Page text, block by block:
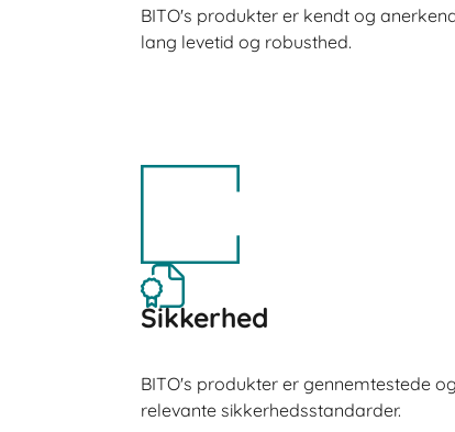
BITO's produkter er kendt og
lang levetid og robusthed.
Sikkerhed
BITO's produkter er gennemtestede
relevante sikkerhedsstandarder.